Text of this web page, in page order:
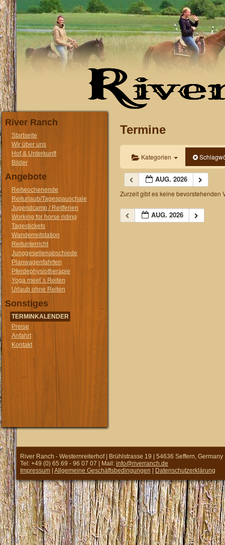
River Ranch
Startseite
Wir über uns
Hof & Unterkunft
Bilder
Angebote
Reitwochenende
Reiturlaub/Tagespauschale
Jugendcamp / Reitferien
Working for horse riding
Tagestickets
Wanderreitstation
Reitunterricht
Junggesellenabschiede
Planwagenfahrten
Pferdephysiotherapie
Yoga meet´s Reiten
Urlaub ohne Reiten
Sonstiges
TERMINKALENDER
Preise
Anfahrt
Kontakt
Termine
Kategorien
AUG. 2026
Zurzeit gibt es keine bevorstehenden
AUG. 2026
River Ranch - Westernreiterhof | Brühlstrasse 19 | 54636 Seffern, Germany
Tel: +49 (0) 65 69 - 96 07 07 | Mail: info@riverranch.de
Impressum Allgemeine Geschäftsbedingungen Datenschutzerklärung